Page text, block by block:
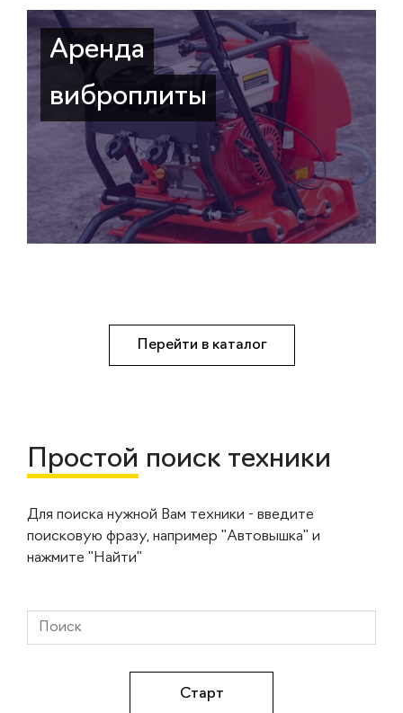
Аренда
виброплиты
Перейти в каталог
Простой поиск техники
Для поиска нужной Вам техники - введите
поисковую фразу, например "Автовышка" и
нажмите "Найти"